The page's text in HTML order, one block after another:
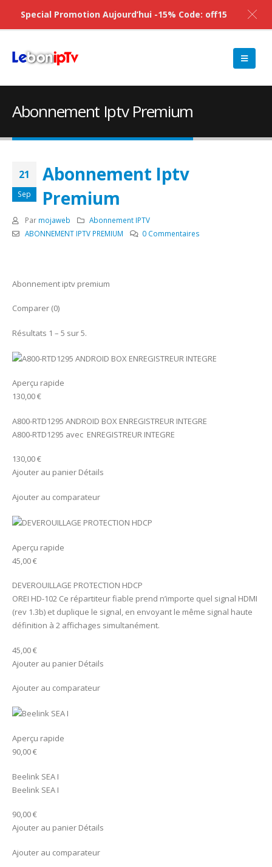
Abonnement Iptv Premium
21
Sep
Abonnement Iptv
Premium
Par mojaweb
Abonnement IPTV
ABONNEMENT IPTV PREMIUM
0 Commentaires
Abonnement iptv premium
Comparer (0)
Résultats 1 – 5 sur 5.
Aperçu rapide
130,00 €
A800-RTD1295 ANDROID BOX ENREGISTREUR INTEGRE
A800-RTD1295 avec ENREGISTREUR INTEGRE
130,00 €
Ajouter au panier Détails
Ajouter au comparateur
Aperçu rapide
45,00 €
DEVEROUILLAGE PROTECTION HDCP
OREI HD-102 Ce répartiteur fiable prend n’importe quel signal HDMI
(rev 1.3b) et duplique le signal, en envoyant le même signal haute
définition à 2 affichages simultanément.
45,00 €
Ajouter au panier Détails
Ajouter au comparateur
Aperçu rapide
90,00 €
Beelink SEA I
Beelink SEA I
90,00 €
Ajouter au panier Détails
Ajouter au comparateur
Special Promotion Aujourd’hui -15% Code: off15